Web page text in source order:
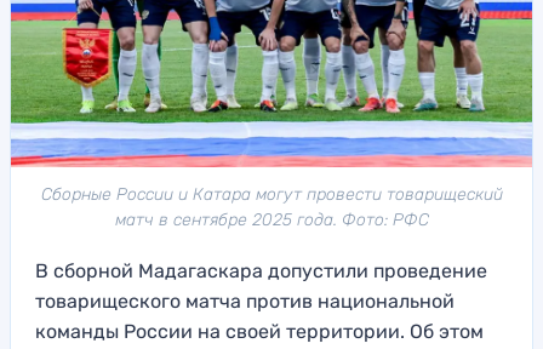
Сборные России и Катара могут провести товарищеский
матч в сентябре 2025 года. Фото: РФС
В сборной Мадагаскара допустили проведение
товарищеского матча против национальной
команды России на своей территории. Об этом